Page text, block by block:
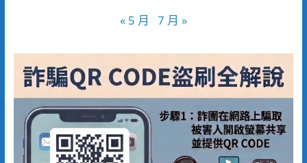
« 5 月 7 月 »